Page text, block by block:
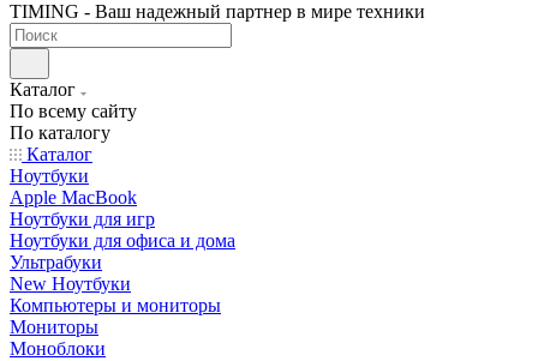
TIMING - Ваш надежный партнер в мире техники
Каталог
По всему сайту
По каталогу
Каталог
Ноутбуки
Apple MacBook
Ноутбуки для игр
Ноутбуки для офиса и дома
Ультрабуки
New Ноутбуки
Компьютеры и мониторы
Мониторы
Моноблоки